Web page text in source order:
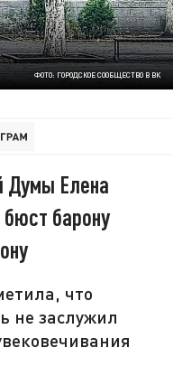
ФОТО: ГОРОДСКОЕ СООБЩЕСТВО В ВК
Думы Елена
барону
что
не заслужил